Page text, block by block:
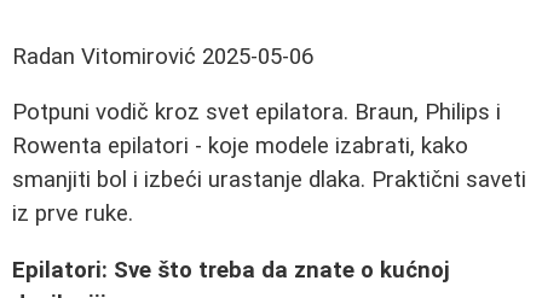
Radan Vitomirović 2025-05-06
Potpuni vodič kroz svet epilatora. Braun, Philips i
Rowenta epilatori - koje modele izabrati, kako
smanjiti bol i izbeći urastanje dlaka. Praktični saveti
iz prve ruke.
Epilatori: Sve što treba da znate o kućnoj